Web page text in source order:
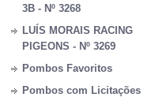
3B - Nº 3268
LUÍS MORAIS RACING
PIGEONS - Nº 3269
Pombos Favoritos
Pombos com Licitações